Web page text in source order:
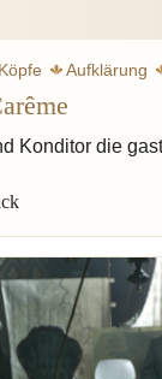
Köpfe Aufklärung
Geschmack
Escoffier Auguste
Konditor die